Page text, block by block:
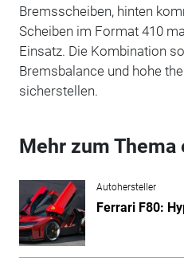
Bremsscheiben, hinten
Scheiben im Format 410
Einsatz. Die Kombination
Bremsbalance und hohe
sicherstellen.
Mehr zum Thema
Autohersteller
Ferrari F80: